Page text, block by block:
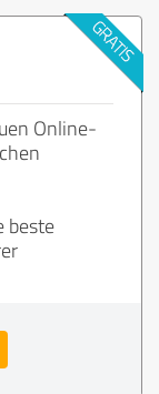
Online-
beste